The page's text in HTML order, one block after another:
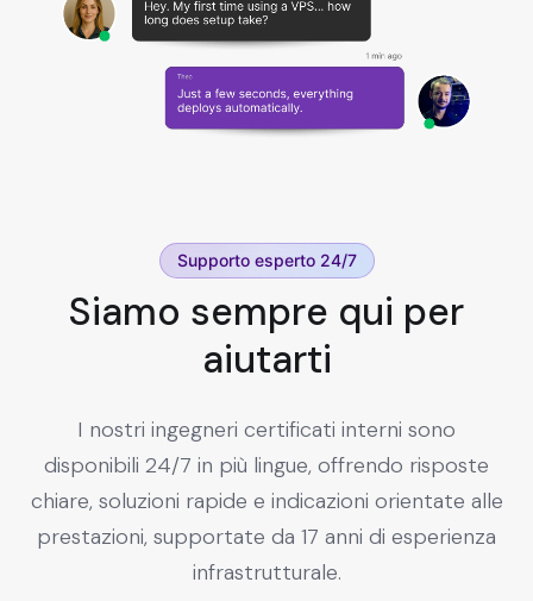
Supporto esperto 24/7
Siamo sempre qui per
aiutarti
I nostri ingegneri certificati interni sono
disponibili 24/7 in più lingue, offrendo risposte
chiare, soluzioni rapide e indicazioni orientate alle
prestazioni, supportate da 17 anni di esperienza
infrastrutturale.